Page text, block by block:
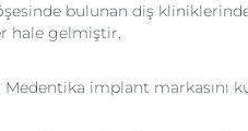
bulunan diş
hale gelmiştir.
implant markasını